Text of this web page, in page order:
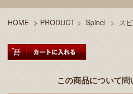
HOME > PRODUCT > Spinel > ス
この商品について問